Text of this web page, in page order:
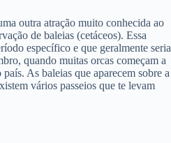
outra atração muito conhecida ao
de baleias (cetáceos). Essa
específico e que geralmente seria
quando muitas orcas começam a
As baleias que aparecem sobre a
vários passeios que te levam